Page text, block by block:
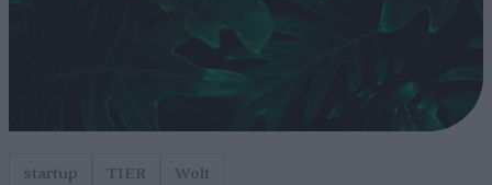
startup TIER Wolt